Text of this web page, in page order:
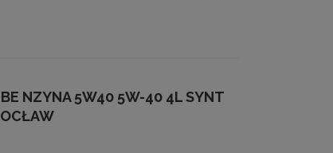
NZYNA 5W40 5W-40 4L SYNT